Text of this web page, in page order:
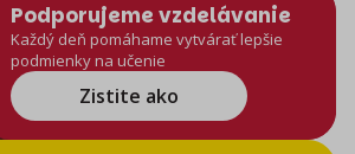
Podporujeme vzdelávanie
Každý deň pomáhame vytvárať lepšie
podmienky na učenie
Zistite ako